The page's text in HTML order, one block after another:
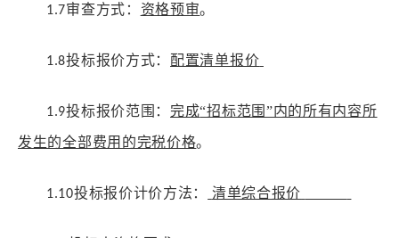
1.7审查方式： 资格预审。
1.8投标报价方式： 配置清单报价
1.9投标报价范围： 完成“招标范围”内的所有内容所
发生的全部费用的完税价格。
1.10投标报价计价方法： 清单综合报价